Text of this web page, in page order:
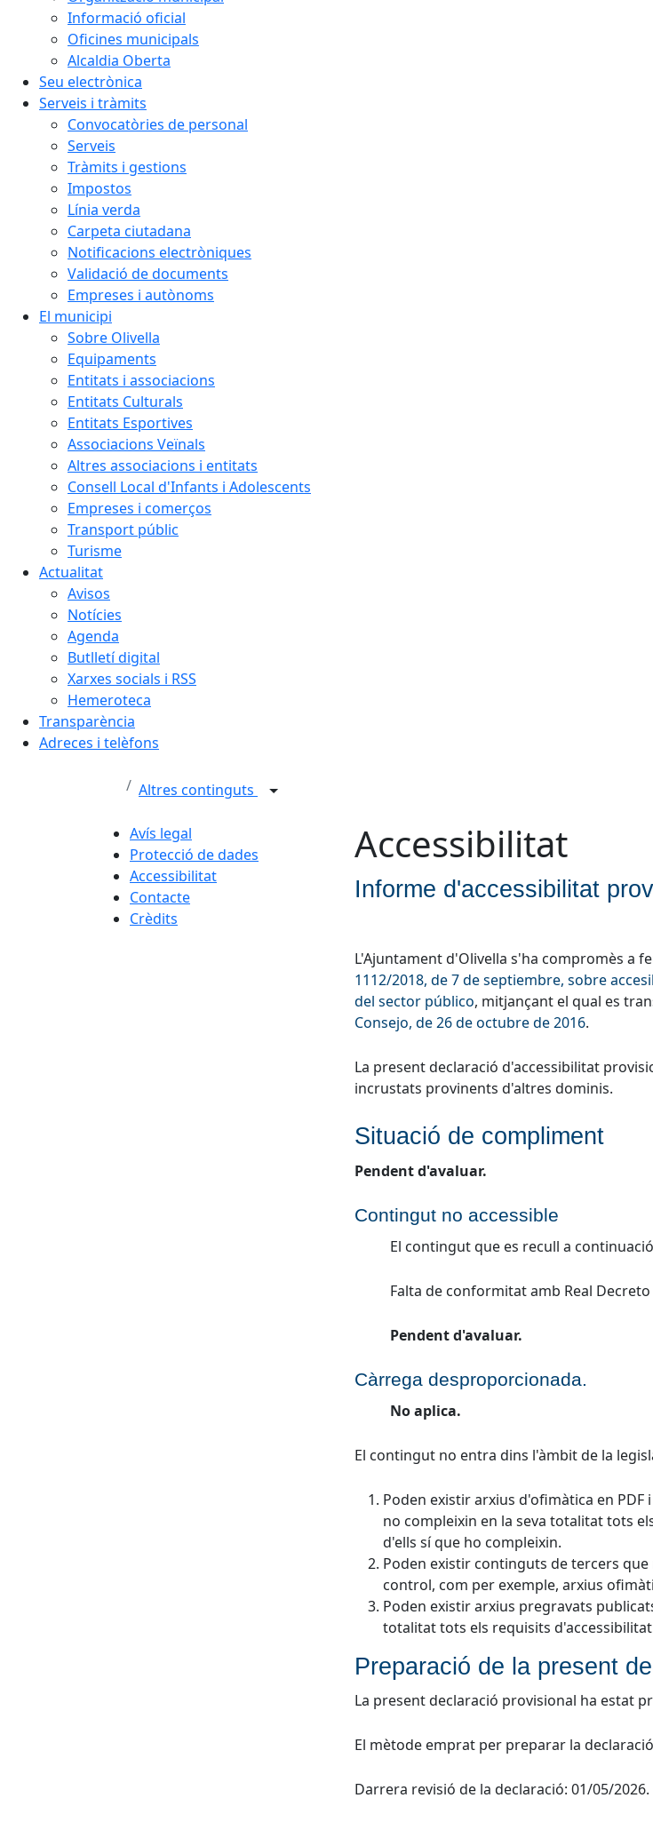
Informació oficial
Oficines municipals
Alcaldia Oberta
Seu electrònica
Serveis i tràmits
Convocatòries de personal
Serveis
Tràmits i gestions
Impostos
Línia verda
Carpeta ciutadana
Notificacions electròniques
Validació de documents
Empreses i autònoms
El municipi
Sobre Olivella
Equipaments
Entitats i associacions
Entitats Culturals
Entitats Esportives
Associacions Veïnals
Altres associacions i entitats
Consell Local d'Infants i Adolescents
Empreses i comerços
Transport públic
Turisme
Actualitat
Avisos
Notícies
Agenda
Butlletí digital
Xarxes socials i RSS
Hemeroteca
Transparència
Adreces i telèfons
Altres continguts
Avís legal
Protecció de dades
Accessibilitat
Contacte
Crèdits
Accessibilitat
Informe d'accessibilitat
L'Ajuntament d'Olivella s'ha compromès a
1112/2018, de 7 de septiembre, sobre
del sector público, mitjançant el qual es
Consejo, de 26 de octubre de 2016.
La present declaració d'accessibilitat
incrustats provinents d'altres dominis.
Situació de compliment
Pendent d'avaluar.
Contingut no accessible
El contingut que es recull a
Falta de conformitat amb Real
Pendent d'avaluar.
Càrrega desproporcionada.
No aplica.
El contingut no entra dins l'àmbit de la
Poden existir arxius d'ofimàtica en
no compleixin en la seva totalitat tots
d'ells sí que ho compleixin.
Poden existir continguts de tercers
control, com per exemple, arxius
Poden existir arxius pregravats
totalitat tots els requisits
Preparació de la present
La present declaració provisional ha estat
El mètode emprat per preparar la
Darrera revisió de la declaració: 01/05/2026.